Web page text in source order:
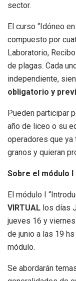
sector.
El curso “Idóneo
compuesto por
Laboratorio,
de plagas. Cada
independiente,
obligatorio y
Pueden participar
año de liceo o su
operadores que ya
granos y quieran
Sobre el módulo I
El módulo I
VIRTUAL los días
jueves 16 y
de junio a las 19
módulo.
Se abordarán